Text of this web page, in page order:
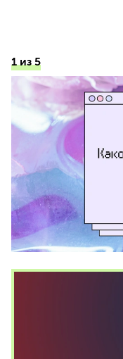
1 из 5